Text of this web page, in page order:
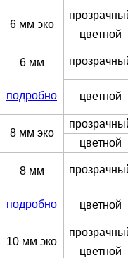
6 мм эко
цветной
6 мм
подробно цветной
8 мм эко
цветной
8 мм
подробно цветной
10 мм эко
цветной